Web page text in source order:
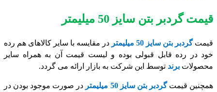
قیمت گردبر بتن سایز 50 میلیمتر
قیمتگردبر بتن سایز 50 میلیمتر
در مقایسه با سایر کالاهای هم رده
خود در رده قابل قبولی بوده و لیست قیمت آن به همراه سایر
محصولات برند توسط این شرکت به بازار ارائه می گردد.
همچنین قیمتگردبر بتن سایز 50 میلیمتر
در صورت موجود بودن در